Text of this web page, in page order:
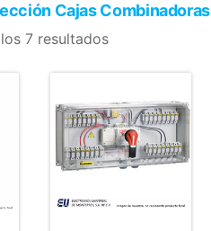
Cajas Combinadoras
7 resultados